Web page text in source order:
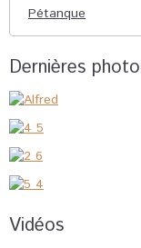
Pétanque
Dernières
Vidéos